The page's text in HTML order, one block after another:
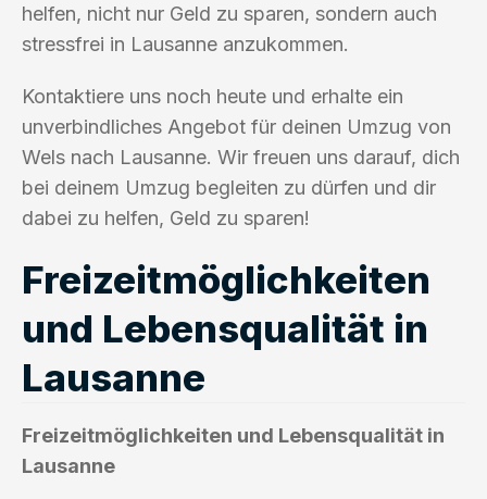
helfen, nicht nur Geld zu sparen, sondern auch
stressfrei in Lausanne anzukommen.
Kontaktiere uns noch heute und erhalte ein
unverbindliches Angebot für deinen Umzug von
Wels nach Lausanne. Wir freuen uns darauf, dich
bei deinem Umzug begleiten zu dürfen und dir
dabei zu helfen, Geld zu sparen!
Freizeitmöglichkeiten
und Lebensqualität in
Lausanne
Freizeitmöglichkeiten und Lebensqualität in
Lausanne